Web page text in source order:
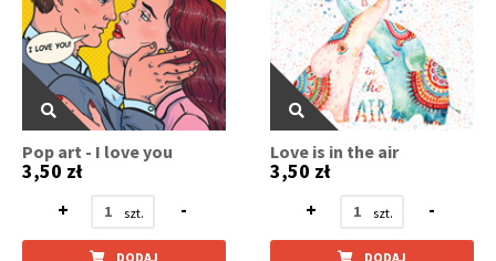
Pop art - I love you
3,50 zł
+
-
DODAJ
Love is in the air
3,50 zł
+
-
DODAJ